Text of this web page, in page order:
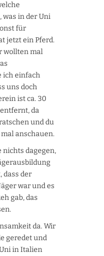
in der Uni
für
jetzt ein Pferd.
wollten mal
ich einfach
uns doch
ist ca. 30
da
und du
anschauen.
nichts dagegen,
dass der
war und es
gab, das
da. Wir
geredet und
in Italien